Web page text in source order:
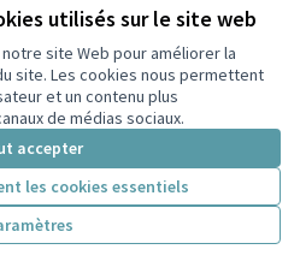
utilisés sur le site web
site Web pour améliorer la
site. Les cookies nous permettent
et un contenu plus
de médias sociaux.
accepter
les cookies essentiels
Non retenue par le tri